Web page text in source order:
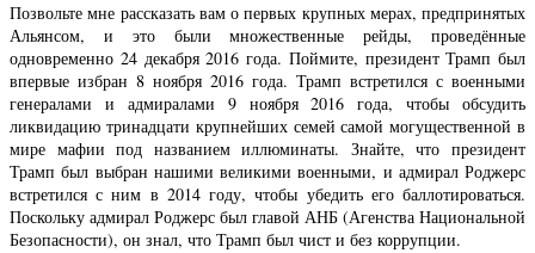
Позвольте мне рассказать вам о первых крупных мерах, предпринятых
Альянсом, и это были множественные рейды, проведённые
одновременно 24 декабря 2016 года. Поймите, президент Трамп был
впервые избран 8 ноября 2016 года. Трамп встретился с военными
генералами и адмиралами 9 ноября 2016 года, чтобы обсудить
ликвидацию тринадцати крупнейших семей самой могущественной в
мире мафии под названием иллюминаты. Знайте, что президент
Трамп был выбран нашими великими военными, и адмирал Роджерс
встретился с ним в 2014 году, чтобы убедить его баллотироваться.
Поскольку адмирал Роджерс был главой АНБ (Агенства Национальной
Безопасности), он знал, что Трамп был чист и без коррупции.